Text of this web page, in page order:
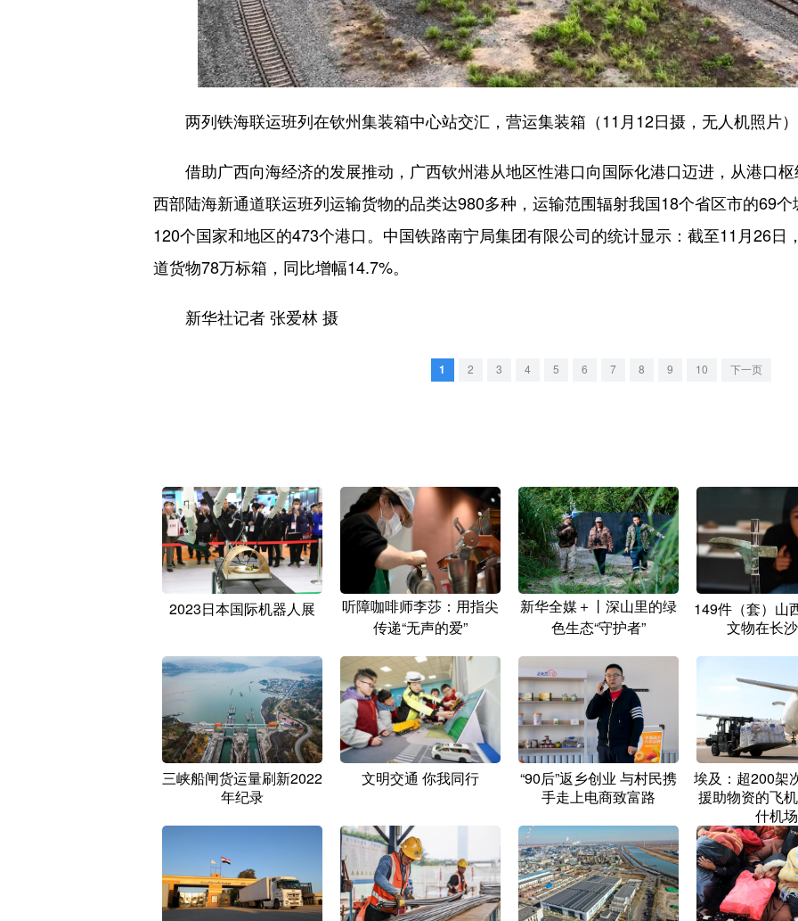
两列铁海联运班列在钦州集装箱中心站交汇，营运集装箱（11月12日摄，无人机照片
借助广西向海经济的发展推动，广西钦州港从地区性港口向国际化港口迈进，从港口枢
西部陆海新通道联运班列运输货物的品类达980多种，运输范围辐射我国18个省区市的69
120个国家和地区的473个港口。中国铁路南宁局集团有限公司的统计显示：截至11月26日
道货物78万标箱，同比增幅14.7%。
新华社记者 张爱林 摄
1 2 3 4 5 6 7 8 9 10 下一页
2023日本国际机器人展
听障咖啡师李莎：用指尖
传递“无声的爱”
新华全媒＋丨深山里的绿
色生态“守护者”
149件（套）山
文物在长
三峡船闸货运量刷新2022
年纪录
文明交通 你我同行
“90后”返乡创业 与村民携
手走上电商致富路
埃及：超200架
援助物资的飞
什机场